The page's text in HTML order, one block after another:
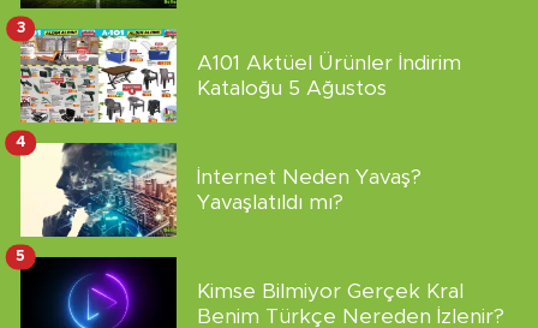
A101 Aktüel Ürünler İndirim
Kataloğu 5 Ağustos
3
İnternet Neden Yavaş?
Yavaşlatıldı mı?
4
Kimse Bilmiyor Gerçek Kral
Benim Türkçe Nereden İzlenir?
5